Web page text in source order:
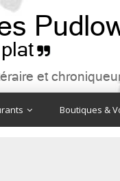

et
Boutiques &